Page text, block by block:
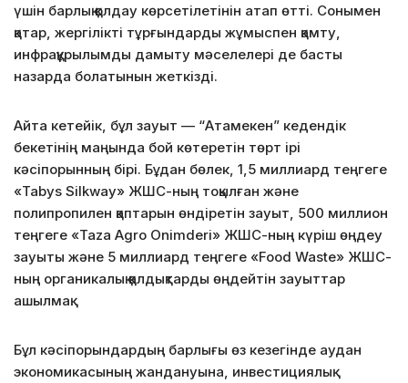
үшін барлық қолдау көрсетілетінін атап өтті. Сонымен
қатар, жергілікті тұрғындарды жұмыспен қамту,
инфрақұрылымды дамыту мәселелері де басты
назарда болатынын жеткізді.
Айта кетейік, бұл зауыт — “Атамекен” кедендік
бекетінің маңында бой көтеретін төрт ірі
кәсіпорынның бірі. Бұдан бөлек, 1,5 миллиард теңгеге
«Tabys Silkway» ЖШС-ның тоқылған және
полипропилен қаптарын өндіретін зауыт, 500 миллион
теңгеге «Taza Agro Onimderi» ЖШС-ның күріш өңдеу
зауыты және 5 миллиард теңгеге «Food Waste» ЖШС-
ның органикалық қалдықтарды өңдейтін зауыттар
ашылмақ.
Бұл кәсіпорындардың барлығы өз кезегінде аудан
экономикасының жандануына, инвестициялық